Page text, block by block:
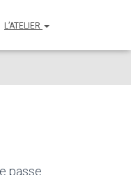
L’ATELIER
passe.